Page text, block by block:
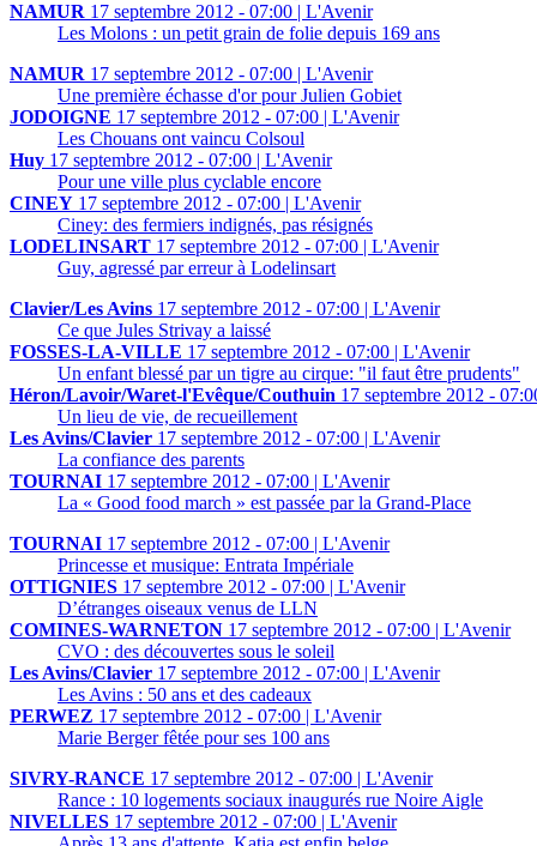
NAMUR 17 septembre 2012 - 07:00 | L'Avenir
Les Molons : un petit grain de folie depuis 169 ans
NAMUR 17 septembre 2012 - 07:00 | L'Avenir
Une première échasse d'or pour Julien Gobiet
JODOIGNE 17 septembre 2012 - 07:00 | L'Avenir
Les Chouans ont vaincu Colsoul
Huy 17 septembre 2012 - 07:00 | L'Avenir
Pour une ville plus cyclable encore
CINEY 17 septembre 2012 - 07:00 | L'Avenir
Ciney: des fermiers indignés, pas résignés
LODELINSART 17 septembre 2012 - 07:00 | L'Avenir
Guy, agressé par erreur à Lodelinsart
Clavier/Les Avins 17 septembre 2012 - 07:00 | L'Avenir
Ce que Jules Strivay a laissé
FOSSES-LA-VILLE 17 septembre 2012 - 07:00 | L'Avenir
Un enfant blessé par un tigre au cirque: "il faut être prudents"
Héron/Lavoir/Waret-l'Evêque/Couthuin 17 septembre 2012 -
Un lieu de vie, de recueillement
Les Avins/Clavier 17 septembre 2012 - 07:00 | L'Avenir
La confiance des parents
TOURNAI 17 septembre 2012 - 07:00 | L'Avenir
La « Good food march » est passée par la Grand-Place
TOURNAI 17 septembre 2012 - 07:00 | L'Avenir
Princesse et musique: Entrata Impériale
OTTIGNIES 17 septembre 2012 - 07:00 | L'Avenir
D’étranges oiseaux venus de LLN
COMINES-WARNETON 17 septembre 2012 - 07:00 | L'Avenir
CVO : des découvertes sous le soleil
Les Avins/Clavier 17 septembre 2012 - 07:00 | L'Avenir
Les Avins : 50 ans et des cadeaux
PERWEZ 17 septembre 2012 - 07:00 | L'Avenir
Marie Berger fêtée pour ses 100 ans
SIVRY-RANCE 17 septembre 2012 - 07:00 | L'Avenir
Rance : 10 logements sociaux inaugurés rue Noire Aigle
NIVELLES 17 septembre 2012 - 07:00 | L'Avenir